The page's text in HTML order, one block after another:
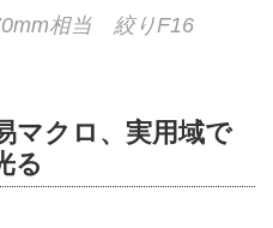
相当 絞りF16
マクロ、実用域で
る